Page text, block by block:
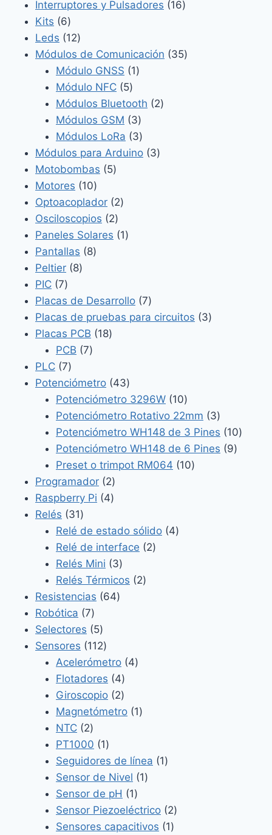
productos
Interruptores y Pulsadores 1616
Kits 66
productos
Leds 1212
productos
Módulos de Comunicación 3535
Módulo GNSS 11
Módulo NFC 55
productos
Módulos Bluetooth 22
Módulos GSM 33
productos
Módulos LoRa 33
productos
Módulos para Arduino 33
Motobombas 55
Motores 1010
productos
Optoacoplador 22
Osciloscopios 22
productos
Paneles Solares 11
Pantallas 88
Peltier 88
PIC 77
productos
Placas de Desarrollo 77
productos
Placas de pruebas para circuitos 33
Placas PCB 1818
PCB 77
PLC 77
productos
Potenciómetro 4343
productos
Potenciómetro 3296W 1010
productos
Potenciómetro Rotativo 22mm 33
productos
Potenciómetro WH148 de 3 Pines 1010
Potenciómetro WH148 de 6 Pines 99
Preset o trimpot RM064 1010
Programador 22
productos
Raspberry Pi 44
Relés 3131
productos
Relé de estado sólido 44
Relé de interface 22
Relés Mini 33
productos
Relés Térmicos 22
Resistencias 6464
Robótica 77
productos
Selectores 55
productos
Sensores 112112
productos
Acelerómetro 44
Flotadores 44
productos
Giroscopio 22
productos
Magnetómetro 11
NTC 22
productos
PT1000 11
producto
Seguidores de línea 11
Sensor de Nivel 11
Sensor de pH 11
producto
Sensor Piezoeléctrico 22
productos
Sensores capacitivos 11